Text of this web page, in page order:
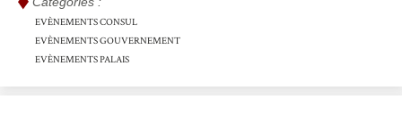
EVÈNEMENTS CONSUL
EVÈNEMENTS GOUVERNEMENT
EVÈNEMENTS PALAIS